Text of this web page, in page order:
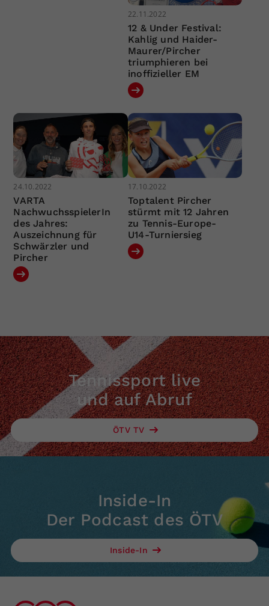
22.11.2022
12 & Under Festival:
Kahlig und Haider-
Maurer/Pircher
triumphieren bei
inoffizieller EM
24.10.2022
VARTA
NachwuchsspielerIn
des Jahres:
Auszeichnung für
Schwärzler und
Pircher
17.10.2022
Toptalent Pircher
stürmt mit 12 Jahren
zu Tennis-Europe-
U14-Turniersieg
Tennissport live
und auf Abruf
ÖTV TV
Inside-In
Der Podcast des ÖTV
Inside-In